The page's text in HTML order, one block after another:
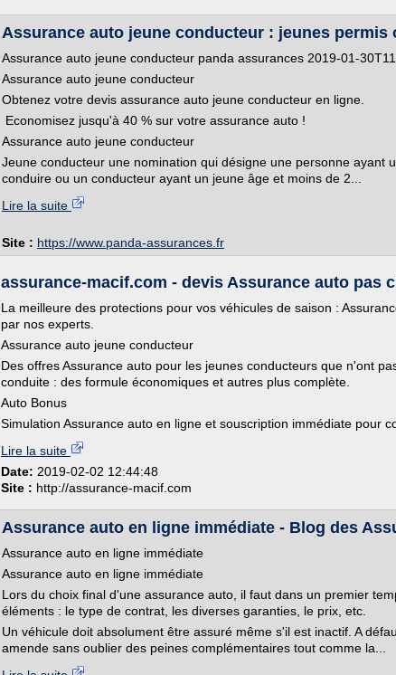
Assurance auto jeune conducteur : jeunes permis
Assurance auto jeune conducteur panda assurances 2019-01-
Assurance auto jeune conducteur
Obtenez votre devis assurance auto jeune conducteur en ligne.
Economisez jusqu'à 40 % sur votre assurance auto !
Assurance auto jeune conducteur
Jeune conducteur une nomination qui désigne une personne ayant
conduire ou un conducteur ayant un jeune âge et moins de 2...
Lire la suite
Site : https://www.panda-assurances.fr
assurance-macif.com - devis Assurance auto pas
La meilleure des protections pour vos véhicules de saison :
par nos experts.
Assurance auto jeune conducteur
Des offres Assurance auto pour les jeunes conducteurs que n'ont
conduite : des formule économiques et autres plus complète.
Auto Bonus
Simulation Assurance auto en ligne et souscription immédiate pour
Lire la suite
Date: 2019-02-02 12:44:48
Site : http://assurance-macif.com
Assurance auto en ligne immédiate - Blog des
Assurance auto en ligne immédiate
Assurance auto en ligne immédiate
Lors du choix final d'une assurance auto, il faut dans un premier
éléments : le type de contrat, les diverses garanties, le prix, etc.
Un véhicule doit absolument être assuré même s'il est inactif. A
amende sans oublier des peines complémentaires tout comme la...